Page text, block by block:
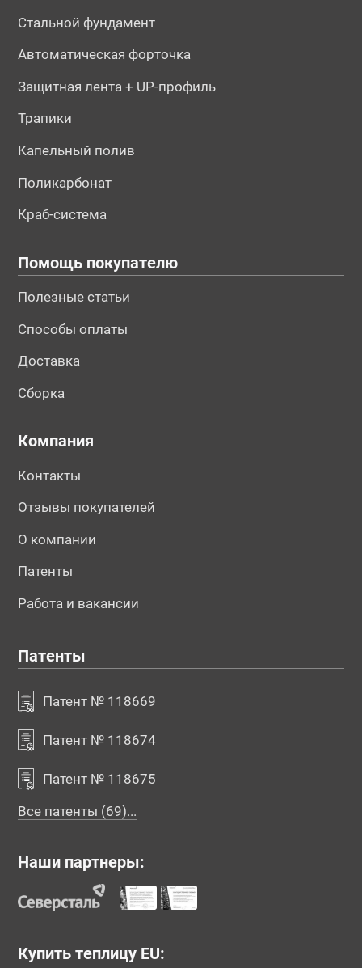
Стальной фундамент
Автоматическая форточка
Защитная лента + UP-профиль
Трапики
Капельный полив
Поликарбонат
Краб-система
Помощь покупателю
Полезные статьи
Способы оплаты
Доставка
Сборка
Компания
Контакты
Отзывы покупателей
О компании
Патенты
Работа и вакансии
Патенты
Патент № 118669
Патент № 118674
Патент № 118675
Все патенты (69)...
Наши партнеры:
Купить теплицу EU: